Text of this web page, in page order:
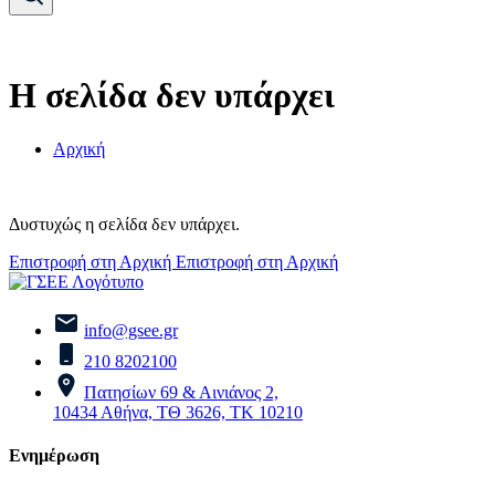
Η σελίδα δεν υπάρχει
Αρχική
Δυστυχώς η σελίδα δεν υπάρχει.
Επιστροφή στη Αρχική Επιστροφή στη Αρχική
info@gsee.gr
210 8202100
Πατησίων 69 & Αινιάνος 2,
10434 Αθήνα, ΤΘ 3626, ΤΚ 10210
Ενημέρωση